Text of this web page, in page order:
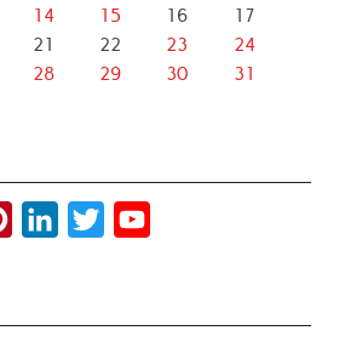
14 15 16
17
21 22 23
24
28 29 30
31
t
k
t
T